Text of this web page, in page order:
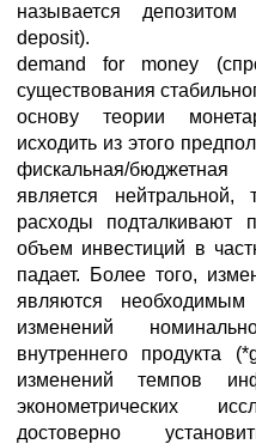
называется
deposit).
demand for money
существования
основу теории
исходить из этого
фискальная/
является нейтральной,
расходы подталкивают
объем инвестиций в
падает. Более того,
являются
изменений
внутреннего продукта
изменений темпов
эконометрических
достоверно